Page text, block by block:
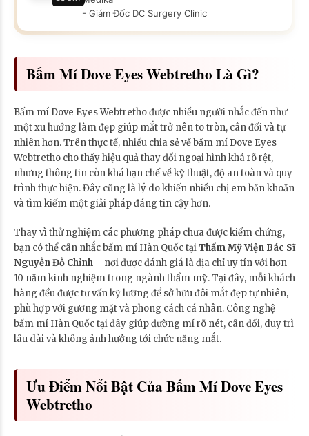
- Giám Đốc DC Surgery Clinic
Bấm Mí Dove Eyes Webtretho Là Gì?
Bấm mí Dove Eyes Webtretho được nhiều người nhắc đến như
một xu hướng làm đẹp giúp mắt trở nên to tròn, cân đối và tự
nhiên hơn. Trên thực tế, nhiều chia sẻ về bấm mí Dove Eyes
Webtretho cho thấy hiệu quả thay đổi ngoại hình khá rõ rệt,
nhưng thông tin còn khá hạn chế về kỹ thuật, độ an toàn và quy
trình thực hiện. Đây cũng là lý do khiến nhiều chị em băn khoăn
và tìm kiếm một giải pháp đáng tin cậy hơn.
Thay vì thử nghiệm các phương pháp chưa được kiểm chứng,
bạn có thể cân nhắc bấm mí Hàn Quốc tạiThẩm Mỹ Viện Bác Sĩ
Nguyễn Đỗ Chỉnh – nơi được đánh giá là địa chỉ uy tín với hơn
10 năm kinh nghiệm trong ngành thẩm mỹ. Tại đây, mỗi khách
hàng đều được tư vấn kỹ lưỡng để sở hữu đôi mắt đẹp tự nhiên,
phù hợp với gương mặt và phong cách cá nhân. Công nghệ
bấm mí Hàn Quốc tại đây giúp đường mí rõ nét, cân đối, duy trì
lâu dài và không ảnh hưởng tới chức năng mắt.
Ưu Điểm Nổi Bật Của Bấm Mí Dove Eyes
Webtretho